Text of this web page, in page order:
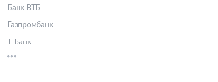
Банк ВТБ
Газпромбанк
Т-Банк